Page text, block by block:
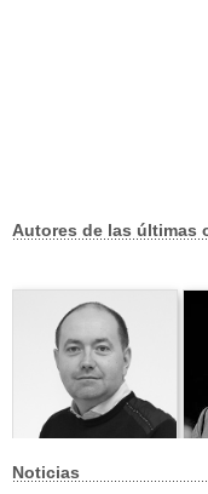
Autores de las últimas
Manuel López Torrents
Noticias